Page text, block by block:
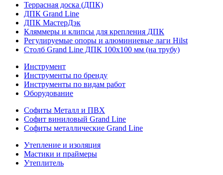
Террасная доска (ДПК)
ДПК Grand Line
ДПК МастерДэк
Кляммеры и клипсы для крепления ДПК
Регулируемые опоры и алюминиевые лаги Hilst
Столб Grand Line ДПК 100х100 мм (на трубу)
Инструмент
Инструменты по бренду
Инструменты по видам работ
Оборудование
Софиты Металл и ПВХ
Софит виниловый Grand Line
Софиты металлические Grand Line
Утепление и изоляция
Мастики и праймеры
Утеплитель